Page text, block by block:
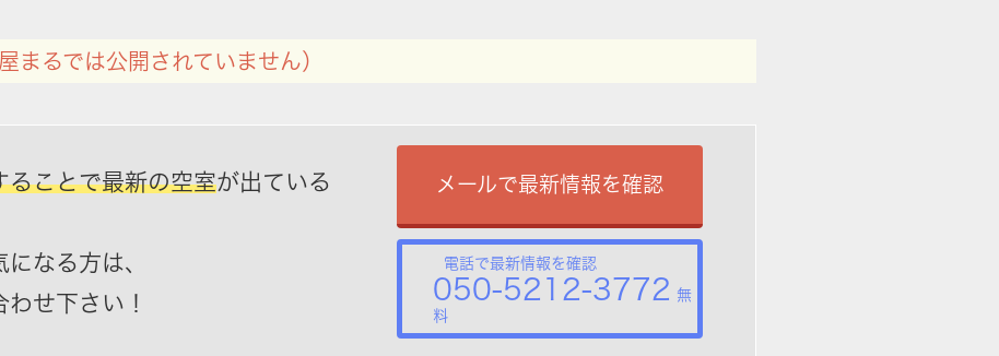
まるでは公開されていません）
ることで最新の空室が出ている
なる方は、
せ下さい！
メールで最新情報を確認
電話で最新情報を確認
050-5212-3772 無
料